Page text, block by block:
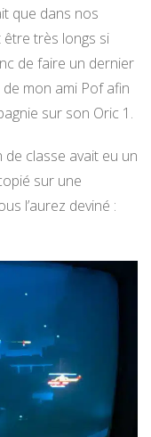
que dans nos
être très longs si
de faire un dernier
mon ami Pof afin
sur son Oric 1.
de classe avait eu un
sur une
l’aurez deviné :